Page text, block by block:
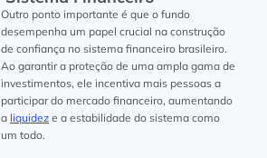
Outro ponto importante é que o fundo
desempenha um papel crucial na construção
de confiança no sistema financeiro brasileiro.
Ao garantir a proteção de uma ampla gama de
investimentos, ele incentiva mais pessoas a
participar do mercado financeiro, aumentando
a liquidez e a estabilidade do sistema como
um todo.